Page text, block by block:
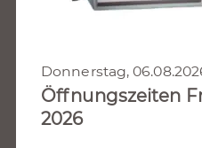
Donnerstag,
Öffnungszeiten
2026